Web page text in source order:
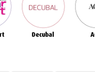
Decubal